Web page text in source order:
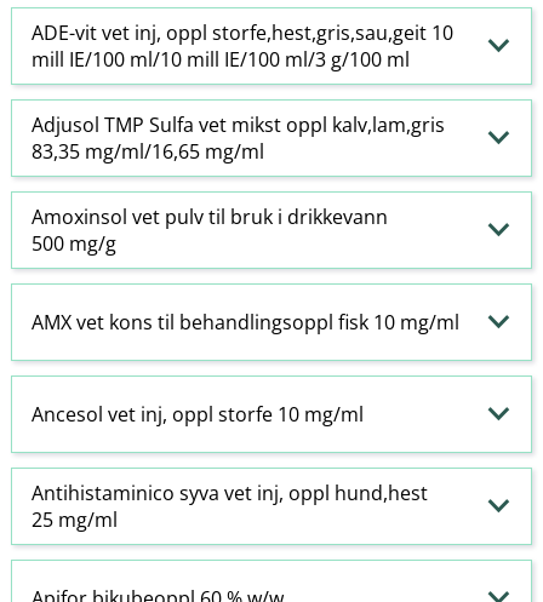
ADE-vit vet inj, oppl storfe,hest,gris,sau,geit 10
mill IE/100 ml/10 mill IE/100 ml/3 g/100 ml
Adjusol TMP Sulfa vet mikst oppl kalv,lam,gris
83,35 mg/ml/16,65 mg/ml
Amoxinsol vet pulv til bruk i drikkevann
500 mg/g
AMX vet kons til behandlingsoppl fisk 10 mg/ml
Ancesol vet inj, oppl storfe 10 mg/ml
Antihistaminico syva vet inj, oppl hund,hest
25 mg/ml